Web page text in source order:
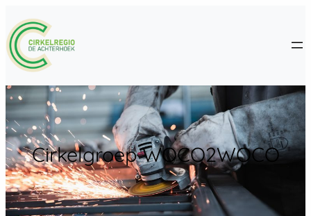
naar
de
inhoud
Cirkelgroep WOCO2WOCO